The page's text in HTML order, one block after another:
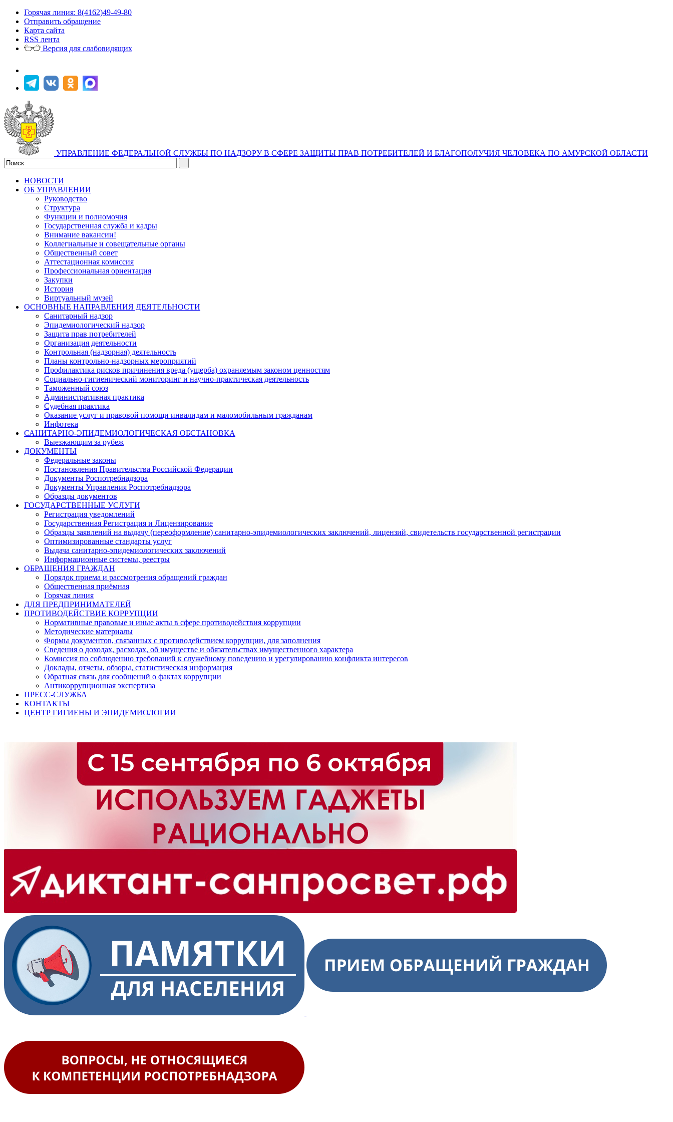
Горячая линия: 8(4162)49-49-80
Отправить обращение
Карта сайта
RSS лента
Версия для слабовидящих
УПРАВЛЕНИЕ ФЕДЕРАЛЬНОЙ СЛУЖБЫ ПО НАДЗОРУ В СФЕРЕ ЗАЩИТЫ ПРАВ ПОТРЕБИТЕЛЕЙ И БЛАГОПОЛУЧИЯ ЧЕЛОВЕКА ПО АМУРСКОЙ ОБЛАСТИ
НОВОСТИ
ОБ УПРАВЛЕНИИ
Руководство
Структура
Функции и полномочия
Государственная служба и кадры
Внимание вакансии!
Коллегиальные и совещательные органы
Общественный совет
Аттестационная комиссия
Профессиональная ориентация
Закупки
История
Виртуальный музей
ОСНОВНЫЕ НАПРАВЛЕНИЯ ДЕЯТЕЛЬНОСТИ
Санитарный надзор
Эпидемиологический надзор
Защита прав потребителей
Организация деятельности
Контрольная (надзорная) деятельность
Планы контрольно-надзорных мероприятий
Профилактика рисков причинения вреда (ущерба) охраняемым законом ценностям
Социально-гигиенический мониторинг и научно-практическая деятельность
Таможенный союз
Административная практика
Судебная практика
Оказание услуг и правовой помощи инвалидам и маломобильным гражданам
Инфотека
САНИТАРНО-ЭПИДЕМИОЛОГИЧЕСКАЯ ОБСТАНОВКА
Выезжающим за рубеж
ДОКУМЕНТЫ
Федеральные законы
Постановления Правительства Российской Федерации
Документы Роспотребнадзора
Документы Управления Роспотребнадзора
Образцы документов
ГОСУДАРСТВЕННЫЕ УСЛУГИ
Регистрация уведомлений
Государственная Регистрация и Лицензирование
Образцы заявлений на выдачу (переоформление) санитарно-эпидемиологических заключений, лицензий, свидетельств государственной регистрации
Оптимизированные стандарты услуг
Выдача санитарно-эпидемиологических заключений
Информационные системы, реестры
ОБРАЩЕНИЯ ГРАЖДАН
Порядок приема и рассмотрения обращений граждан
Общественная приёмная
Горячая линия
ДЛЯ ПРЕДПРИНИМАТЕЛЕЙ
ПРОТИВОДЕЙСТВИЕ КОРРУПЦИИ
Нормативные правовые и иные акты в сфере противодействия коррупции
Методические материалы
Формы документов, связанных с противодействием коррупции, для заполнения
Сведения о доходах, расходах, об имуществе и обязательствах имущественного характера
Комиссия по соблюдению требований к служебному поведению и урегулированию конфликта интересов
Доклады, отчеты, обзоры, статистическая информация
Обратная связь для сообщений о фактах коррупции
Антикоррупционная экспертиза
ПРЕСС-СЛУЖБА
КОНТАКТЫ
ЦЕНТР ГИГИЕНЫ И ЭПИДЕМИОЛОГИИ